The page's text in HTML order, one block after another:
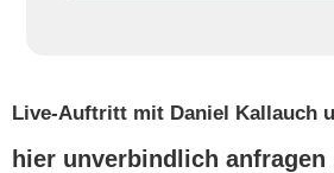
Live-Auftritt mit Daniel Kallauch
hier unverbindlich anfragen